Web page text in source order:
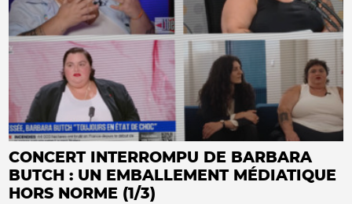
CONCERT INTERROMPU DE BARBARA
BUTCH : UN EMBALLEMENT MÉDIATIQUE
HORS NORME (1/3)